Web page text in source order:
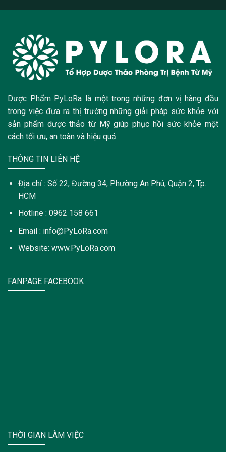
Dược Phẩm PyLoRa là một trong những đơn vị hàng đầu
trong việc đưa ra thị trường những giải pháp sức khỏe với
sản phẩm dược thảo từ Mỹ giúp phục hồi sức khỏe một
cách tối ưu, an toàn và hiệu quả.
THÔNG TIN LIÊN HỆ
Địa chỉ : Số 22, Đường 34, Phường An Phú, Quận 2, Tp.
HCM
Hotline : 0962 158 661
Email : info@PyLoRa.com
Website: www.PyLoRa.com
FANPAGE FACEBOOK
THỜI GIAN LÀM VIỆC